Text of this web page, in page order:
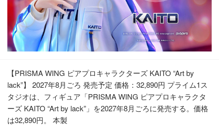
【PRISMA WING ピアプロキャラクターズ KAITO “Art by
lack”】 2027年8月ごろ 発売予定 価格：32,890円 プライム1ス
タジオは、フィギュア「PRISMA WING ピアプロキャラクタ
ーズ KAITO “Art by lack”」を2027年8月ごろに発売する。価格
は32,890円。 本製